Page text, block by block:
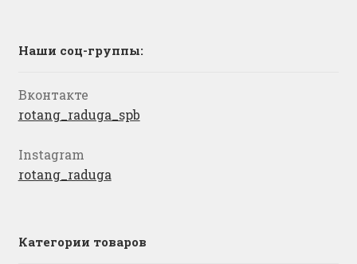
Наши соц-группы:
Вконтакте
rotang_raduga_spb
Instagram
rotang_raduga
Категории товаров